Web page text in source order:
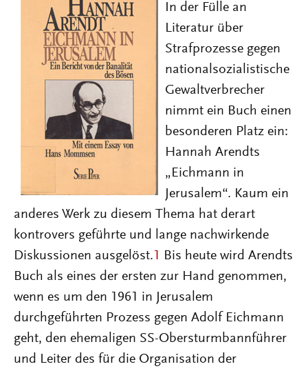
In der Fülle an
Literatur über
Strafprozesse gegen
nationalsozialistische
Gewaltverbrecher
nimmt ein Buch einen
besonderen Platz ein:
Hannah Arendts
„Eichmann in
Jerusalem“. Kaum ein
anderes Werk zu diesem Thema hat derart
kontrovers geführte und lange nachwirkende
Diskussionen ausgelöst. 1 Bis heute wird Arendts
Buch als eines der ersten zur Hand genommen,
wenn es um den 1961 in Jerusalem
durchgeführten Prozess gegen Adolf Eichmann
geht, den ehemaligen SS-Obersturmbannführer
und Leiter des für die Organisation der